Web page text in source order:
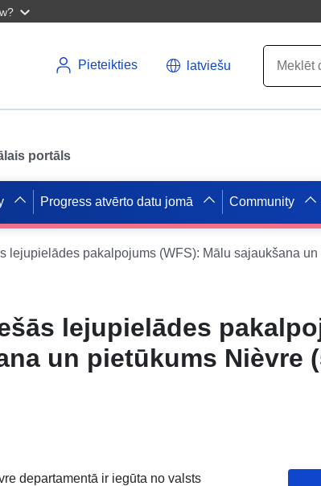
Pieteikties latviešu
portāls
Progress atvērto datu jomā Community
lejupielādes
un pietūkums Nièvre
departamentā ir iegūta no valsts